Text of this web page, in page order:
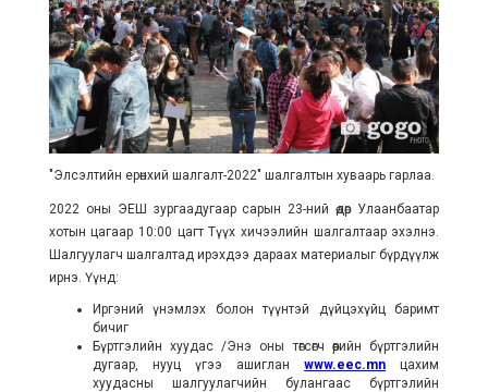
"Элсэлтийн ерөнхий шалгалт-2022" шалгалтын хуваарь гарлаа.
2022 оны ЭЕШ зургаадугаар сарын 23-ний өдөр Улаанбаатар
хотын цагаар 10:00 цагт Түүх хичээлийн шалгалтаар эхэлнэ.
Шалгуулагч шалгалтад ирэхдээ дараах материалыг бүрдүүлж
ирнэ. Үүнд:
Иргэний үнэмлэх болон түүнтэй дүйцэхүйц баримт
бичиг
Бүртгэлийн хуудас /Энэ оны төгсөгч өөрийн бүртгэлийн
дугаар, нууц үгээ ашигланwww.eec.mn цахим
хуудасны шалгуулагчийн булангаас бүртгэлийн